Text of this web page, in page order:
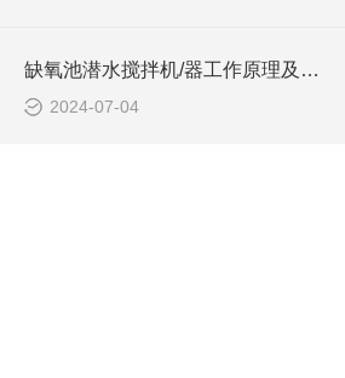
缺氧池潜水搅拌机/器工作原理及作用特点、安装图、CAD结构图
2024-07-04